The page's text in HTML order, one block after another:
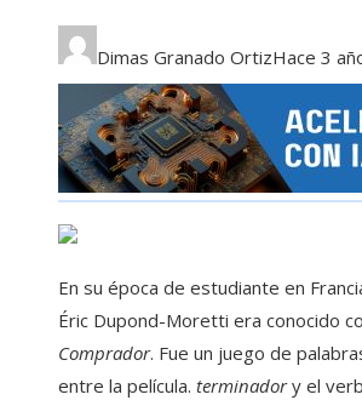
Dimas Granado OrtizHace 3
En su época de estudiante en
Éric Dupond-Moretti era conocido
Comprador. Fue un juego de
entre la película. terminadory el